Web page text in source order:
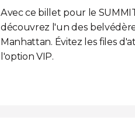
Avec ce billet pour le
découvrez l'un des
Manhattan. Évitez les files
l'option VIP.